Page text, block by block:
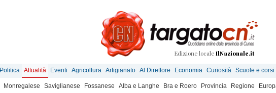
Edizione locale IlNazionale.it
Politica Attualità Eventi Agricoltura Artigianato Al Direttore Economia Curiosità Scuole e corsi
Monregalese Saviglianese Fossanese Alba e Langhe Bra e Roero Provincia Regione